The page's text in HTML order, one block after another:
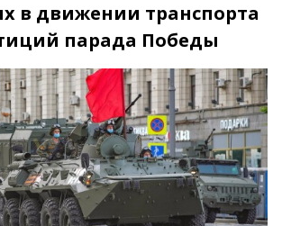
в движении транспорта
парада Победы